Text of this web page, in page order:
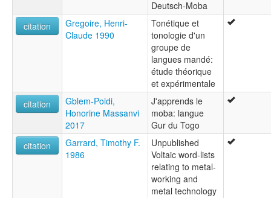
Deutsch-Moba
citation
Gregoire, Henri-
Claude 1990
Tonétique et
tonologie d'un
groupe de
langues mandé:
étude théorique
et expérimentale
citation
Gblem-Poidi,
Honorine Massanvi
2017
J'apprends le
moba: langue
Gur du Togo
citation
Garrard, Timothy F.
1986
Unpublished
Voltaic word-lists
relating to metal-
working and
metal technology